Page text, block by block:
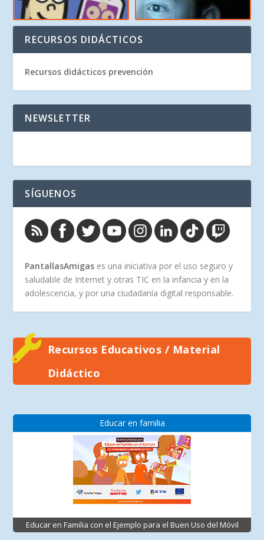
RECURSOS DIDÁCTICOS
Recursos didácticos prevención
NEWSLETTER
SÍGUENOS
PantallasAmigas es una iniciativa por el uso seguro y
saludable de Internet y otras TIC en la infancia y en la
adolescencia, y por una ciudadanía digital responsable.
Recursos Educativos / Material
Didáctico
Educar en familia
Educar en Familia con el Ejemplo para el Buen Uso del Móvil